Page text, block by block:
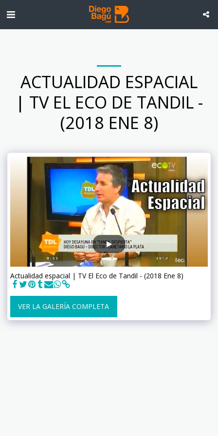
ACTUALIDAD ESPACIAL
| TV EL ECO DE TANDIL -
(2018 ENE 8)
Actualidad espacial | TV El Eco de Tandil - (2018 Ene 8)
VER LA GALERÍA COMPLETA